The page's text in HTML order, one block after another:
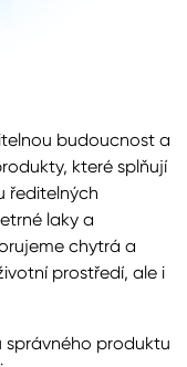
budoucnost a
které splňují
ředitelných
laky a
chytrá a
prostředí, ale i
správného produktu